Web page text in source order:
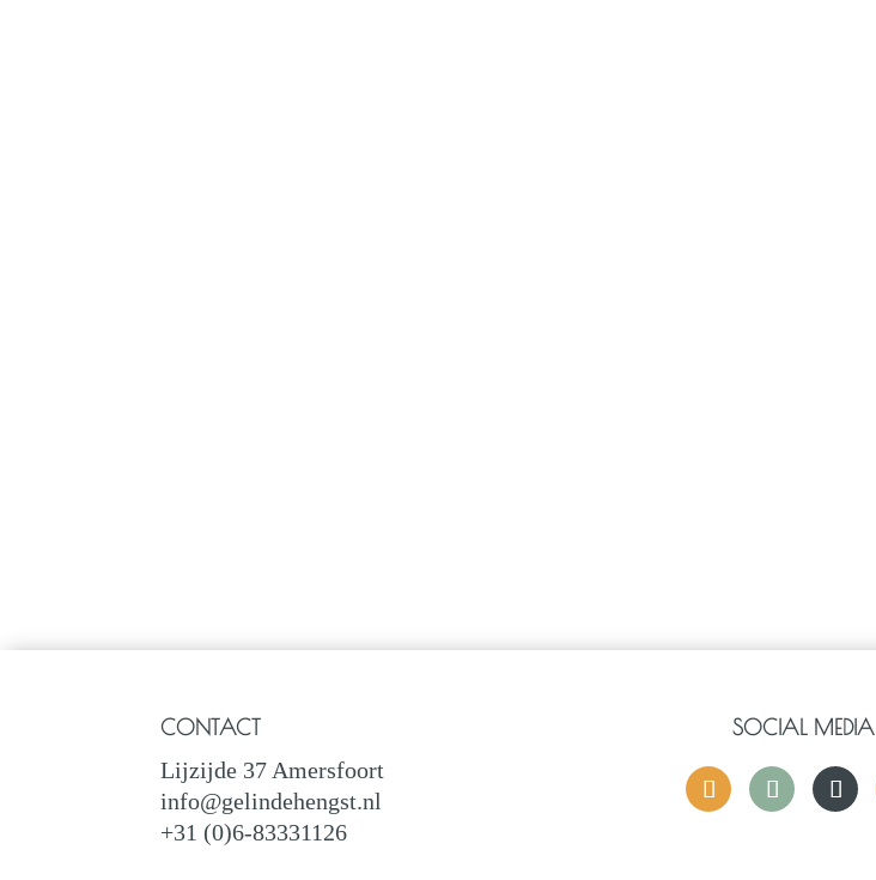
CONTACT
Lijzijde 37 Amersfoort
info@gelindehengst.nl
+31 (0)6-83331126
SOCIAL MEDIA